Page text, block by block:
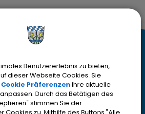
Benutzererlebnis zu bieten,
dieser Webseite Cookies. Sie
Cookie PräferenzenIhre aktuelle
Durch das Betätigen des
stimmen Sie der
Cookies zu. Mithilfe des Buttons "Alle